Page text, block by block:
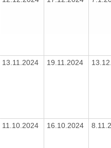
13.11.2024 19.11.2024
11.10.2024 16.10.2024